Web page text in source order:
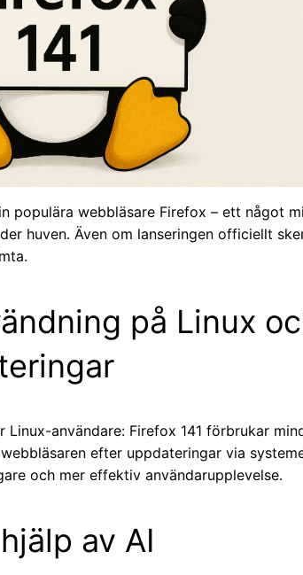
populära webbläsare Firefox – ett något
huven. Även om lanseringen officiellt
på Linux
användare: Firefox 141 förbrukar
efter uppdateringar via
och mer effektiv användarupplevelse.
av AI